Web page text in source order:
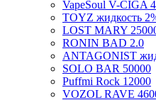
TOYZ жидкость
LOST MARY
RONIN BAD 2.0
ANTAGONIST
SOLO BAR 50000
Puffmi Rock 12000
VOZOL RAVE